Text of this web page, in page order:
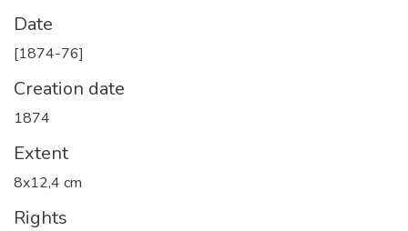
Date
[1874-76]
Creation date
1874
Extent
8x12,4 cm
Rights